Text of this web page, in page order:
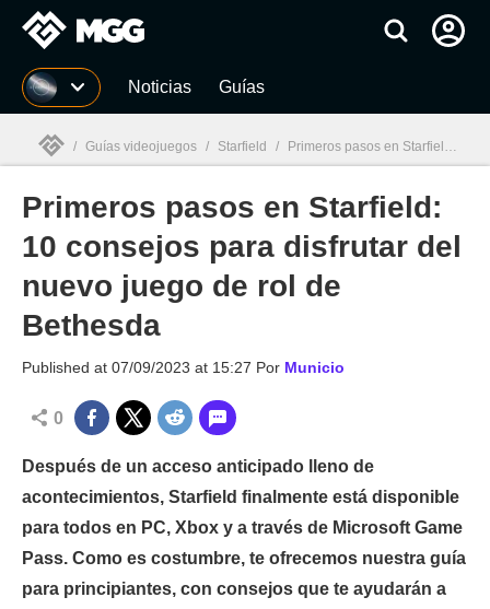
MGG Noticias Guías
MGG
/ Guías videojuegos / Starfield / Primeros pasos en Starfield: 10 consejos para disfrutar del nuevo juego de rol de Bethesda
Primeros pasos en Starfield:
10 consejos para disfrutar del
nuevo juego de rol de
Bethesda
Published at 07/09/2023 at 15:27 Por Municio
0
Después de un acceso anticipado lleno de
acontecimientos, Starfield finalmente está disponible
para todos en PC, Xbox y a través de Microsoft Game
Pass. Como es costumbre, te ofrecemos nuestra guía
para principiantes, con consejos que te ayudarán a